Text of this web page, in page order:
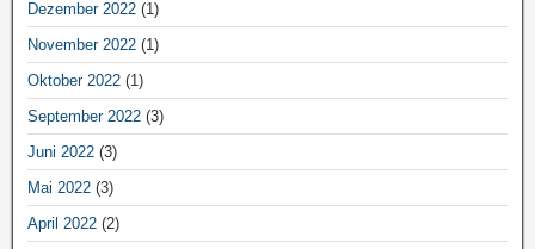
Dezember 2022 (1)
November 2022 (1)
Oktober 2022 (1)
September 2022 (3)
Juni 2022 (3)
Mai 2022 (3)
April 2022 (2)